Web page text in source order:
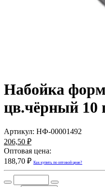
Набойка
цв.чёрный 10
Артикул: НФ-00001492
206,50 ₽
Оптовая цена:
188,70 ₽ Как купить по оптовой цене?